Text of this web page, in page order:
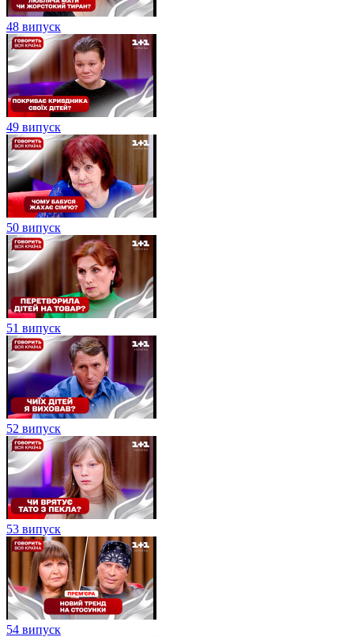
48 випуск
49 випуск
50 випуск
51 випуск
52 випуск
53 випуск
54 випуск